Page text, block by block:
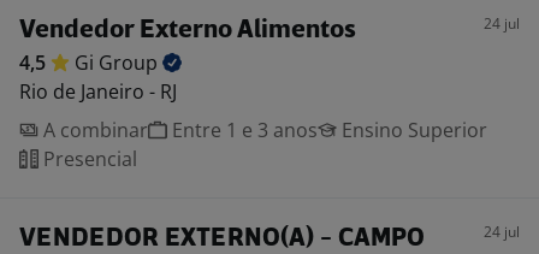
Vendedor Externo Alimentos 24 jul
4,5 Gi Group
Rio de Janeiro - RJ
A combinar
Entre 1 e 3 anos
Ensino Superior
Presencial
VENDEDOR EXTERNO(A) - CAMPO
24 jul